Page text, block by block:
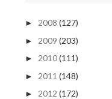
► 2008 (127)
► 2009 (203)
► 2010(111)
► 2011 (148)
► 2012 (172)